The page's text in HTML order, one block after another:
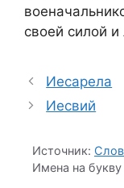
своей силой и
Иесарела
Иесвий
Источник:
Имена на букву